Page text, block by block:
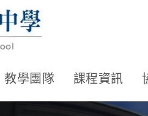
教學團隊 課程資訊